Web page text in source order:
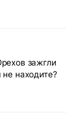
зажгли
находите?